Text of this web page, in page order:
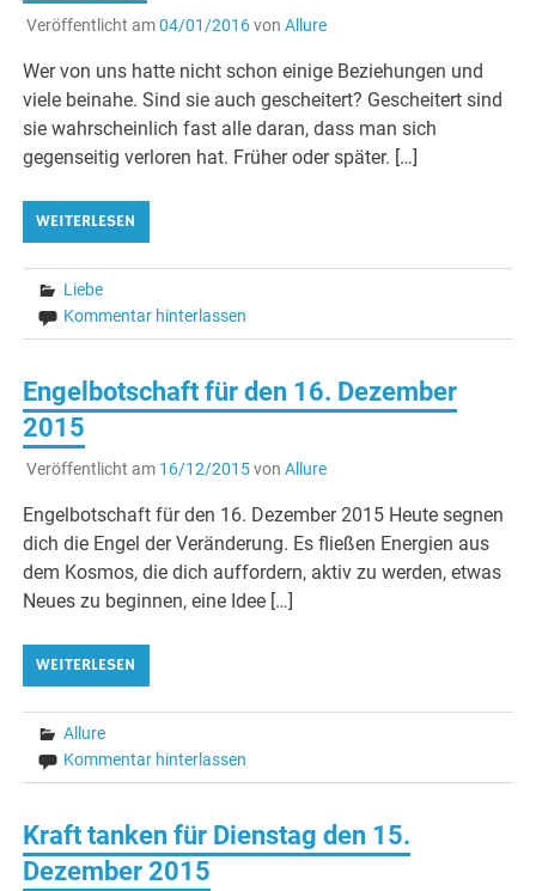
Veröffentlicht am04/01/2016von Allure
Wer von uns hatte nicht schon einige Beziehungen und
viele beinahe. Sind sie auch gescheitert? Gescheitert sind
sie wahrscheinlich fast alle daran, dass man sich
gegenseitig verloren hat. Früher oder später. […]
WEITERLESEN
Liebe
Kommentar hinterlassen
Engelbotschaft für den 16. Dezember
2015
Veröffentlicht am 16/12/2015von Allure
Engelbotschaft für den 16. Dezember 2015 Heute segnen
dich die Engel der Veränderung. Es fließen Energien aus
dem Kosmos, die dich auffordern, aktiv zu werden, etwas
Neues zu beginnen, eine Idee […]
WEITERLESEN
Allure
Kommentar hinterlassen
Kraft tanken für Dienstag den 15.
Dezember 2015